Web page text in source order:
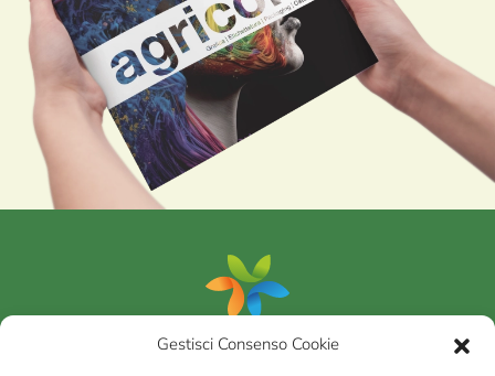
Gestisci Consenso Cookie